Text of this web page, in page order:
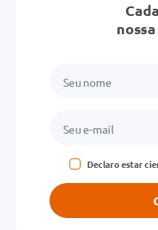
nossa
Declaro estar